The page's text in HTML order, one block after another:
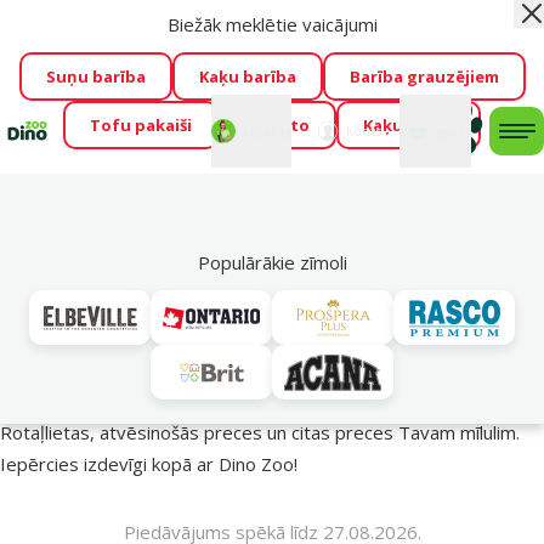
Visu mēnesi Dino Zoo piedāvā lieliskas cenas mīluļu TOP
barībām! 🍖→Skatīt piedāvājumu!
Fotokonkurss “GADA ŪSAIŅI”!
Varbūt tieši Tavs mīlulis
būs 2027. gada zvaigzne
→Piedalīties
Mans
konts
Biežāk meklētie vaicājumi
Suņu barība Kaķu barība Barība grauzējiem
Tofu pakaiši Foresto Kaķu mājas
Populārākie zīmoli
Vasara turpinās – atlaides katrai gaumei!
Rotaļlietas, atvēsinošās preces un citas preces Tavam mīlulim.
Iepērcies izdevīgi kopā ar Dino Zoo!
Piedāvājums spēkā līdz 27.08.2026.